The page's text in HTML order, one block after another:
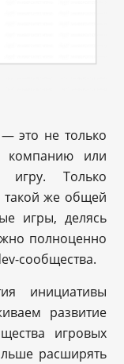
это не только
компанию или
игру. Только
же общей
игры, делясь
полноценно
сообщества.
инициативы
развитие
игровых
расширять